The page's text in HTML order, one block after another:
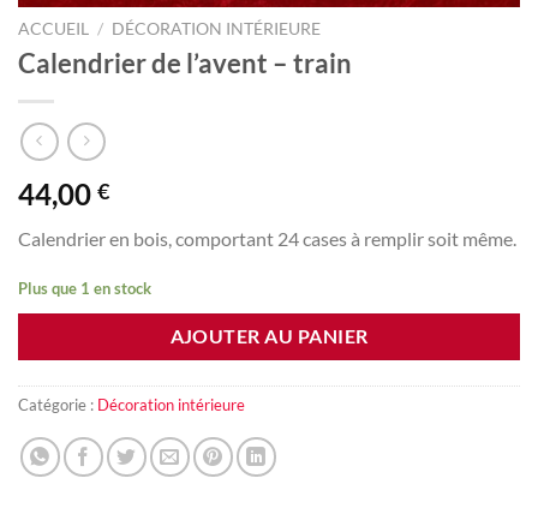
ACCUEIL / DÉCORATION INTÉRIEURE
Calendrier de l’avent – train
44,00 €
Calendrier en bois, comportant 24 cases à remplir soit même.
Plus que 1 en stock
AJOUTER AU PANIER
Catégorie : Décoration intérieure